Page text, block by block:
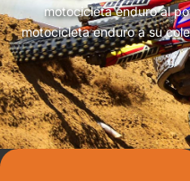
motocicleta enduro al
motocicleta enduro a su